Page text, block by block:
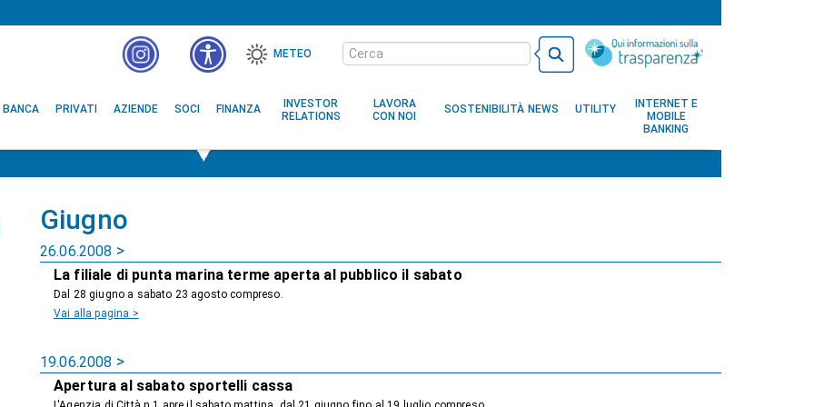
METEO
Cerca
nel
sito
BANCA PRIVATI AZIENDE SOCI FINANZA
INVESTOR
RELATIONS
LAVORA
CON NOI
SOSTENIBILITÀ NEWS UTILITY
INTERNET E
MOBILE
BANKING
Giugno
26.06.2008
La filiale di punta marina terme aperta al pubblico il sabato
Dal 28 giugno a sabato 23 agosto compreso.
Vai alla pagina >
19.06.2008
Apertura al sabato sportelli cassa